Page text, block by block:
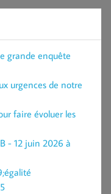
grande enquête
urgences de notre
faire évoluer les
- 12 juin 2026 à